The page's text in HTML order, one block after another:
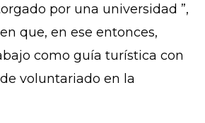
por una universidad ”,
que, en ese entonces,
como guía turística con
voluntariado en la